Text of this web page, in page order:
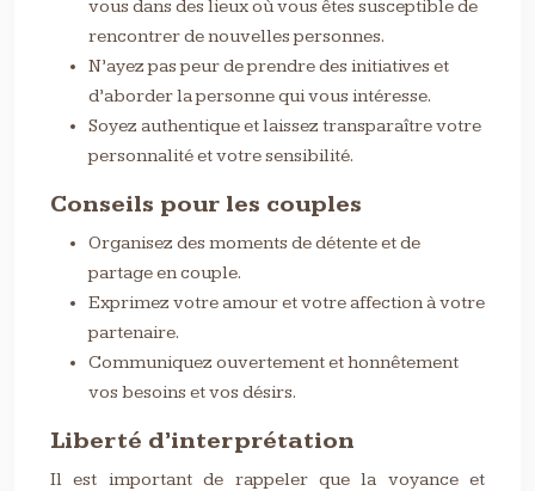
vous dans des lieux où vous êtes susceptible de
rencontrer de nouvelles personnes.
N’ayez pas peur de prendre des initiatives et
d’aborder la personne qui vous intéresse.
Soyez authentique et laissez transparaître votre
personnalité et votre sensibilité.
Conseils pour les couples
Organisez des moments de détente et de
partage en couple.
Exprimez votre amour et votre affection à votre
partenaire.
Communiquez ouvertement et honnêtement
vos besoins et vos désirs.
Liberté d’interprétation
Il est important de rappeler que la voyance et